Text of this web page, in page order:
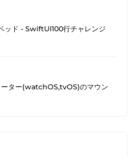
ッド - SwiftUI100行チャレンジ
ター(watchOS,tvOS)のマウン